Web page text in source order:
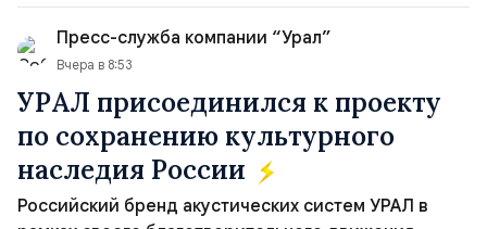
Ранены...
Пресс-служба компании “Урал”
Вчера в 8:53
УРАЛ присоединился к проекту
по сохранению культурного
наследия России
Российский бренд акустических систем УРАЛ в